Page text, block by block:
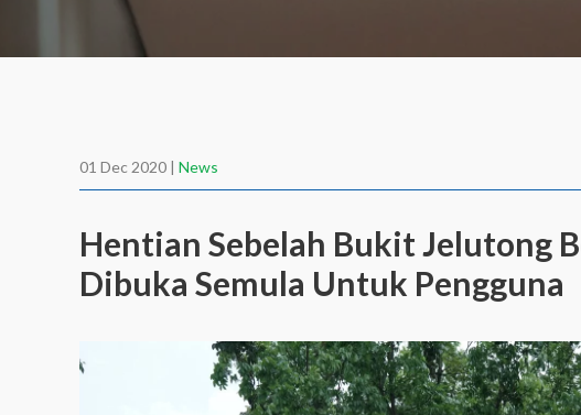
01 Dec 2020 | News
Hentian Sebelah Bukit Jelutong
Dibuka Semula Untuk Pengguna